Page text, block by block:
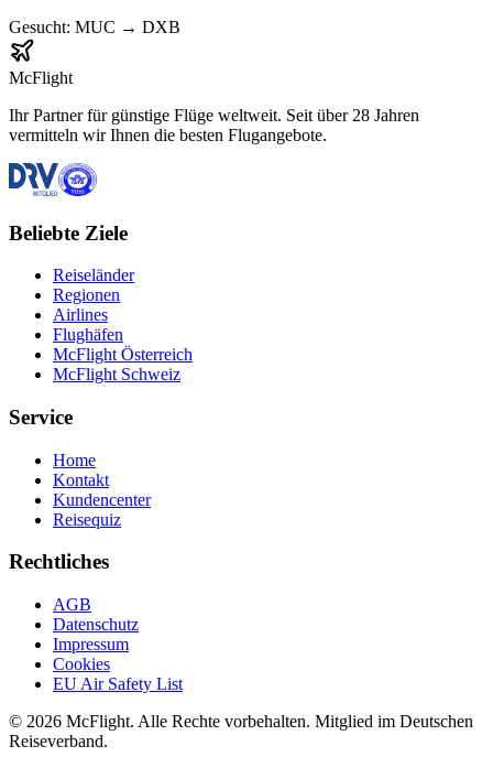
Gesucht: MUC → DXB
McFlight
Ihr Partner für günstige Flüge weltweit. Seit über 28 Jahren
vermitteln wir Ihnen die besten Flugangebote.
Beliebte Ziele
Reiseländer
Regionen
Airlines
Flughäfen
McFlight Österreich
McFlight Schweiz
Service
Home
Kontakt
Kundencenter
Reisequiz
Rechtliches
AGB
Datenschutz
Impressum
Cookies
EU Air Safety List
© 2026 McFlight. Alle Rechte vorbehalten. Mitglied im Deutschen
Reiseverband.